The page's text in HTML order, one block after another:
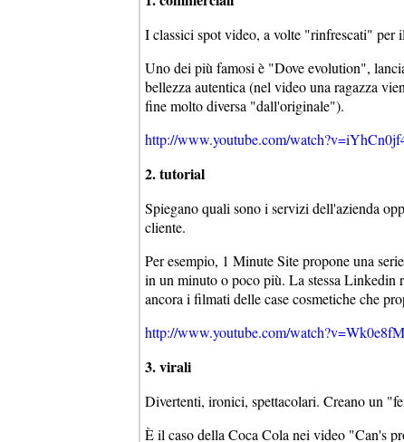
I classici spot video, a volte "rinfrescati" per
Uno dei più famosi è "Dove evolution",
bellezza autentica (nel video una ragazza
fine molto diversa "dall'originale").
http://www.youtube.com/
2. tutorial
Spiegano quali sono i servizi dell'azienda
cliente.
Per esempio, 1 Minute Site propone una
in un minuto o poco più. La stessa
ancora i filmati delle case cosmetiche che
http://www.youtube.com/
3. virali
Divertenti, ironici, spettacolari. Creano un
È il caso della Coca Cola nei video "Can's